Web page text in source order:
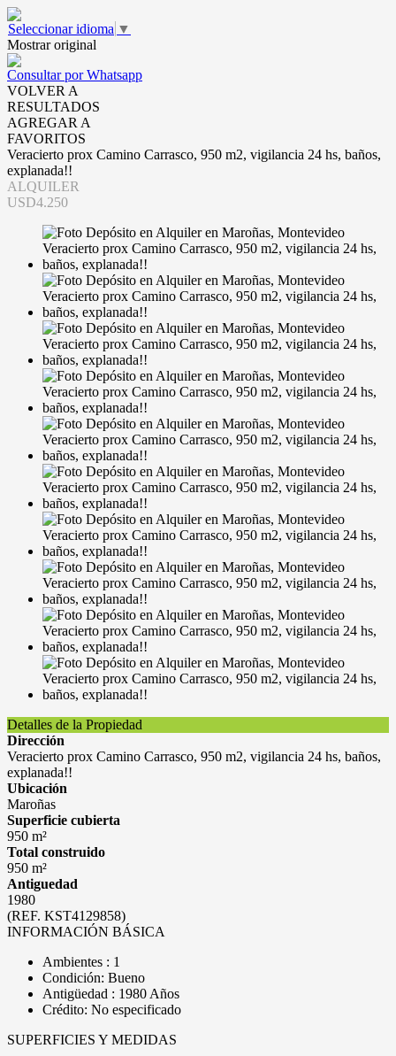
Seleccionar idioma ▼
Mostrar original
Consultar por Whatsapp
VOLVER A
RESULTADOS
AGREGAR A
FAVORITOS
Veracierto prox Camino Carrasco, 950 m2, vigilancia 24 hs, baños,
explanada!!
ALQUILER
USD4.250
Detalles de la Propiedad
Dirección
Veracierto prox Camino Carrasco, 950 m2, vigilancia 24 hs, baños,
explanada!!
Ubicación
Maroñas
Superficie cubierta
950 m²
Total construido
950 m²
Antiguedad
1980
(REF. KST4129858)
INFORMACIÓN BÁSICA
Ambientes : 1
Condición: Bueno
Antigüedad : 1980 Años
Crédito: No especificado
SUPERFICIES Y MEDIDAS